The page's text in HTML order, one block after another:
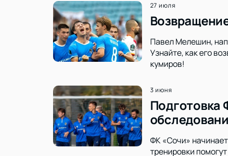
27 июля
Павел Мелешин,
Узнайте, как его
кумиров!
3 июня
Подготовка
ФК «Сочи»
тренировки